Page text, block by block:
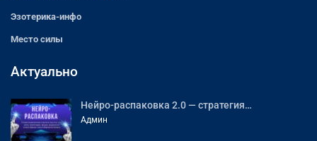
Эзотерика-инфо
Место силы
Актуально
Нейро-распаковка 2.0 — стратегия…
Админ